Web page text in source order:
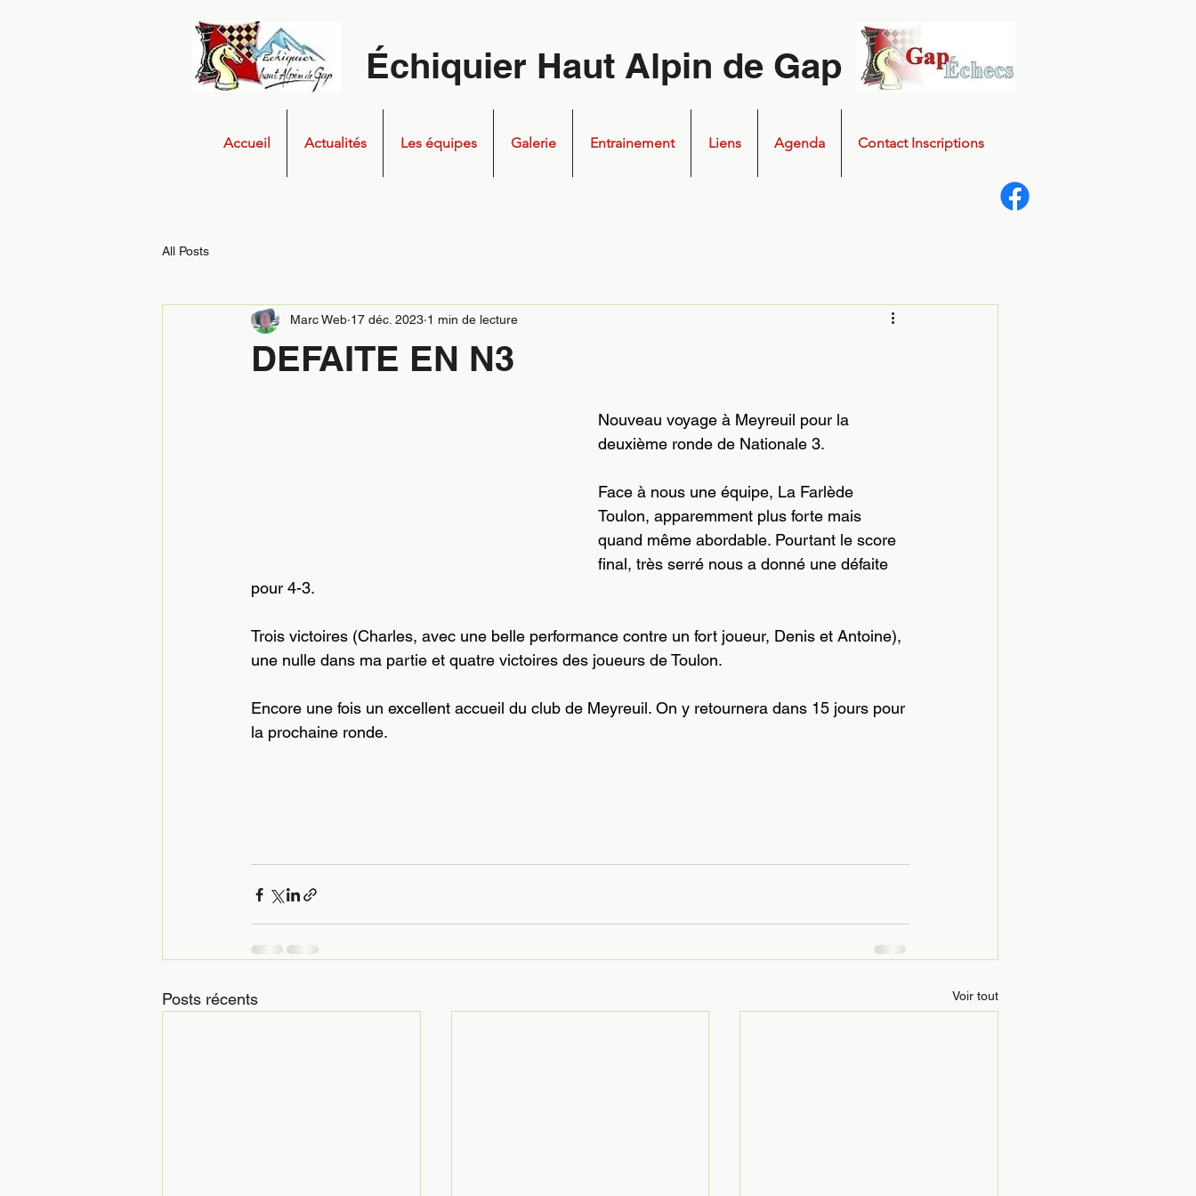
Échiquier Haut Alpin de Gap
Accueil Actualités Les équipes Galerie Entrainement Liens Agenda Contact Inscriptions
All Posts
DEFAITE EN N3
Marc Web 17 déc. 2023 1 min de lecture
Nouveau voyage à Meyreuil pour la
deuxième ronde de Nationale 3.
Face à nous une équipe, La Farlède
Toulon, apparemment plus forte mais
quand même abordable. Pourtant le score
final, très serré nous a donné une défaite
pour 4-3.
Trois victoires (Charles, avec une belle performance contre un fort joueur, Denis et Antoine),
une nulle dans ma partie et quatre victoires des joueurs de Toulon.
Encore une fois un excellent accueil du club de Meyreuil. On y retournera dans 15 jours pour
la prochaine ronde.
Posts récents Voir tout